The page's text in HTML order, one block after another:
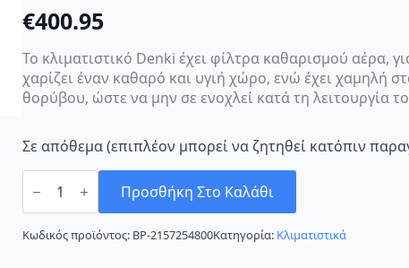
€400.95
Το κλιματιστικό Denki έχει φίλτρα καθαρισμού αέρα,
χαρίζει έναν καθαρό και υγιή χώρο, ενώ έχει χαμηλή
θορύβου, ώστε να μην σε ενοχλεί κατά τη λειτουργία
Σε απόθεμα (επιπλέον μπορεί να ζητηθεί κατόπιν
Denki
Genesis
12GNS
Κλιματιστικό
Inverter
Προσθήκη Στο Καλάθι
Κωδικός προϊόντος: BP-2157254800Κατηγορία: Κλιματιστικά